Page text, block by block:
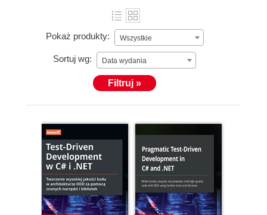
Pokaż produkty: Wszystkie
Sortuj wg: Data wydania
Filtruj »